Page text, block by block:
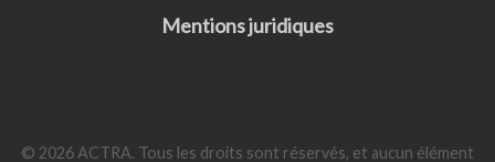
Mentions juridiques
© 2026 ACTRA. Tous les droits sont réservés, et aucun élément